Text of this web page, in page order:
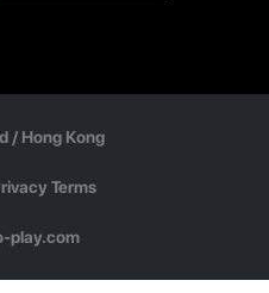
/ Hong Kong
Terms
play.com